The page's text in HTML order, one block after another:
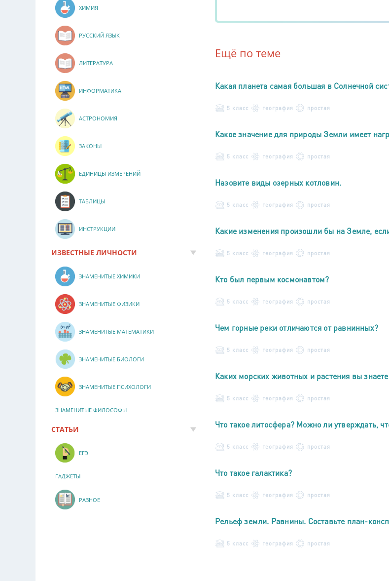
Ещё по теме
Какая планета самая большая в Солнечной
5 класс география простая
Какое значение для природы Земли имеет
5 класс география простая
Назовите виды озерных котловин.
5 класс география простая
Какие изменения произошли бы на Земле,
5 класс география простая
Кто был первым космонавтом?
5 класс география простая
Чем горные реки отличаются от равнинных?
5 класс география простая
Каких морских животных и растения вы
5 класс география простая
Что такое литосфера? Можно ли утверждать,
5 класс география простая
Что такое галактика?
5 класс география простая
Рельеф земли. Равнины. Составьте план-
5 класс география простая
ХИМИЯ
РУССКИЙ ЯЗЫК
ЛИТЕРАТУРА
ИНФОРМАТИКА
АСТРОНОМИЯ
ЗАКОНЫ
ЕДИНИЦЫ ИЗМЕРЕНИЙ
ТАБЛИЦЫ
ИНСТРУКЦИИ
ИЗВЕСТНЫЕ ЛИЧНОСТИ
ЗНАМЕНИТЫЕ ХИМИКИ
ЗНАМЕНИТЫЕ ФИЗИКИ
ЗНАМЕНИТЫЕ МАТЕМАТИКИ
ЗНАМЕНИТЫЕ БИОЛОГИ
ЗНАМЕНИТЫЕ ПСИХОЛОГИ
ЗНАМЕНИТЫЕ ФИЛОСОФЫ
СТАТЬИ
ЕГЭ
ГАДЖЕТЫ
РАЗНОЕ